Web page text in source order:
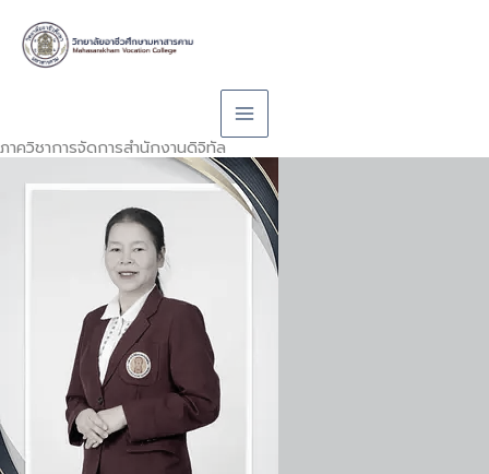
content
ภาควิชาการจัดการสำนักงานดิจิทัล